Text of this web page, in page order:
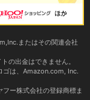
またはその関連会社
の出金はできません。
は、Amazon.com, Inc.
ー株式会社の登録商標ま